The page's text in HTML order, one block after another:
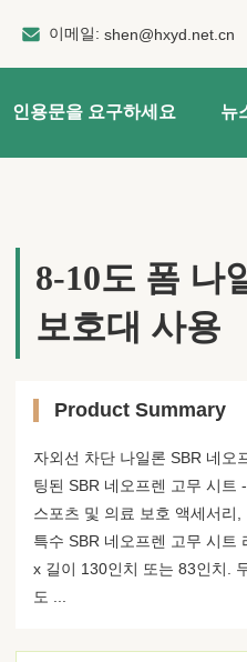
이메일: shen@hxyd.net.cn
인용문을 요구하세요 뉴
8-10도 폼 나
보호대 사용
Product Summary
자외선 차단 나일론 SBR 네오
팅된 SBR 네오프렌 고무 시트
스포츠 및 의료 보호 액세서리
특수 SBR 네오프렌 고무 시트
x 길이 130인치 또는 83인치.
도 ...